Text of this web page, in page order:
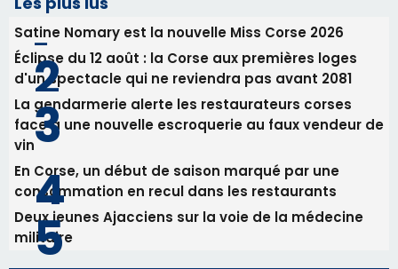
Deux jeunes Ajacciens sur la voie de la médecine
militaire
Newsletter
Inscrivez-vous à la newsletter de CNI et recevez par
email les infos les plus importantes et une sélection de
nos meilleurs articles